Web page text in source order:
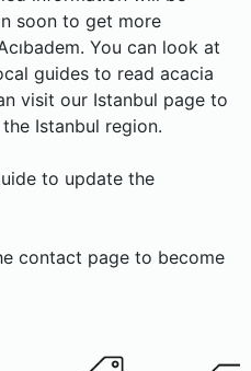
soon to get more
You can look at
guides to read acacia
visit our Istanbul page to
Istanbul region.
to update the
contact page to become